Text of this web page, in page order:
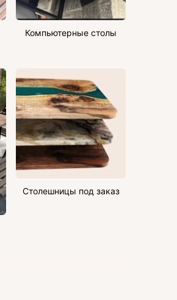
Компьютерные столы
Столешницы под заказ